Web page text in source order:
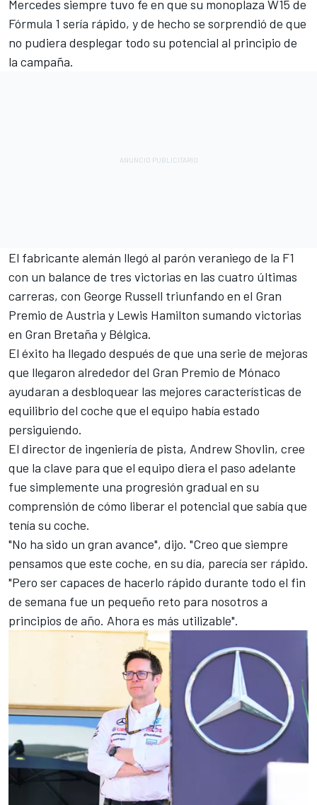
Mercedes siempre tuvo fe en que su monoplaza W15 de
Fórmula 1 sería rápido, y de hecho se sorprendió de que
no pudiera desplegar todo su potencial al principio de
la campaña.
El fabricante alemán llegó al parón veraniego de la F1
con un balance de tres victorias en las cuatro últimas
carreras, con George Russell triunfando en el Gran
Premio de Austria y Lewis Hamilton sumando victorias
en Gran Bretaña y Bélgica.
El éxito ha llegado después de que una serie de mejoras
que llegaron alrededor del Gran Premio de Mónaco
ayudaran a desbloquear las mejores características de
equilibrio del coche que el equipo había estado
persiguiendo.
El director de ingeniería de pista, Andrew Shovlin, cree
que la clave para que el equipo diera el paso adelante
fue simplemente una progresión gradual en su
comprensión de cómo liberar el potencial que sabía que
tenía su coche.
"No ha sido un gran avance", dijo. "Creo que siempre
pensamos que este coche, en su día, parecía ser rápido.
"Pero ser capaces de hacerlo rápido durante todo el fin
de semana fue un pequeño reto para nosotros a
principios de año. Ahora es más utilizable".